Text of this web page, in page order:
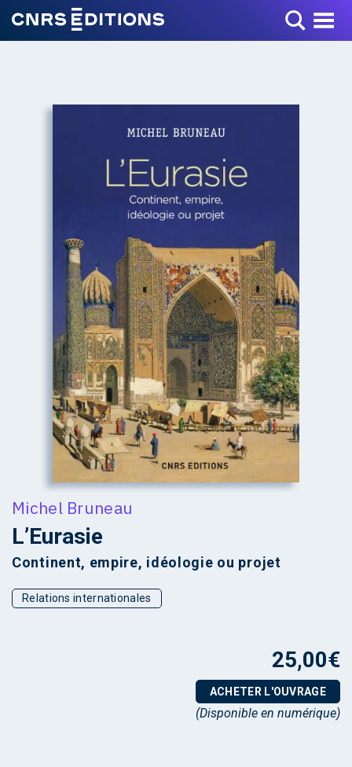
Toggle Menu
+
Michel Bruneau
L’Eurasie
Continent, empire, idéologie ou projet
Relations internationales
25,00€
ACHETER L'OUVRAGE
(Disponible en numérique)